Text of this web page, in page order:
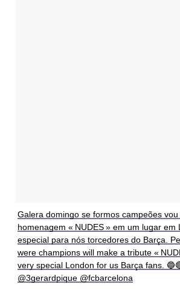
Galera domingo se formos campeões
homenagem « NUDES » em um lugar em
especial para nós torcedores do Barça.
were champions will make a tribute «
very special London for us Barça fans.
@3gerardpique @fcbarcelona